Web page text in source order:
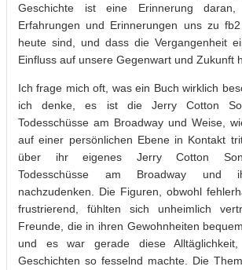
Geschichte ist eine Erinnerung daran,
Erfahrungen und Erinnerungen uns zu
heute sind, und dass die Vergangenheit
Einfluss auf unsere Gegenwart und Zukunft
Ich frage mich oft, was ein Buch wirklich
ich denke, es ist die Jerry Cotton
Todesschüsse am Broadway und Weise,
auf einer persönlichen Ebene in Kontakt
über ihr eigenes Jerry Cotton
Todesschüsse am Broadway und
nachzudenken. Die Figuren, obwohl
frustrierend, fühlten sich unheimlich
Freunde, die in ihren Gewohnheiten
und es war gerade diese
Geschichten so fesselnd machte. Die